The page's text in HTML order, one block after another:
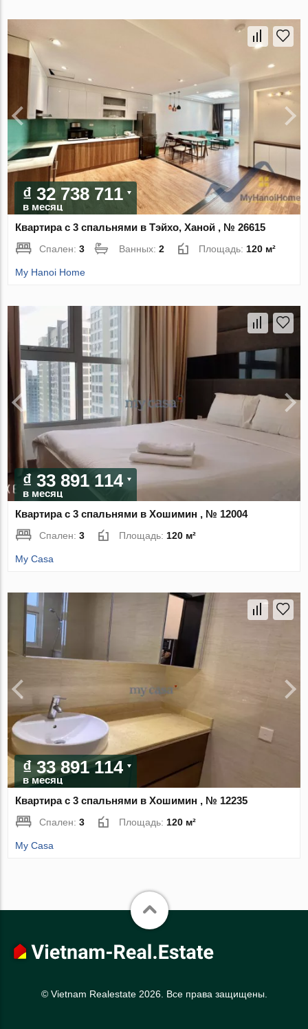
₫ 32 738 711
в месяц
Квартира с 3 спальнями в Тэйхо, Ханой , № 26615
Спален:3 Ванных:2 Площадь: 120 м²
My Hanoi Home
₫ 33 891 114
в месяц
Квартира с 3 спальнями в Хошимин , № 12004
Спален:3 Площадь: 120 м²
My Casa
₫ 33 891 114
в месяц
Квартира с 3 спальнями в Хошимин , № 12235
Спален:3 Площадь: 120 м²
My Casa
© Vietnam Realestate 2026. Все права защищены.